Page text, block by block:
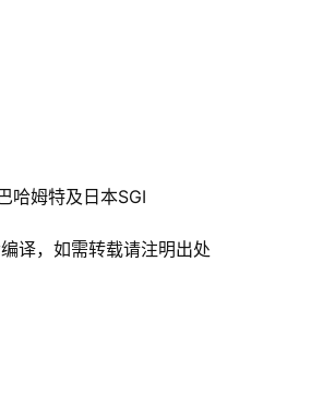
哈姆特及日本SGI
译，如需转载请注明出处